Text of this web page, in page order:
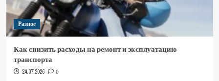
Разное
Как снизить расходы на ремонт и эксплуатацию
транспорта
24.07.2026 0